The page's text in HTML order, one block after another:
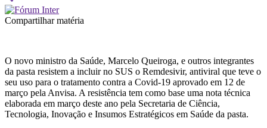
Compartilhar matéria
O novo ministro da Saúde, Marcelo Queiroga, e outros integrantes
da pasta resistem a incluir no SUS o Remdesivir, antiviral que teve o
seu uso para o tratamento contra a Covid-19 aprovado em 12 de
março pela Anvisa. A resistência tem como base uma nota técnica
elaborada em março deste ano pela Secretaria de Ciência,
Tecnologia, Inovação e Insumos Estratégicos em Saúde da pasta.